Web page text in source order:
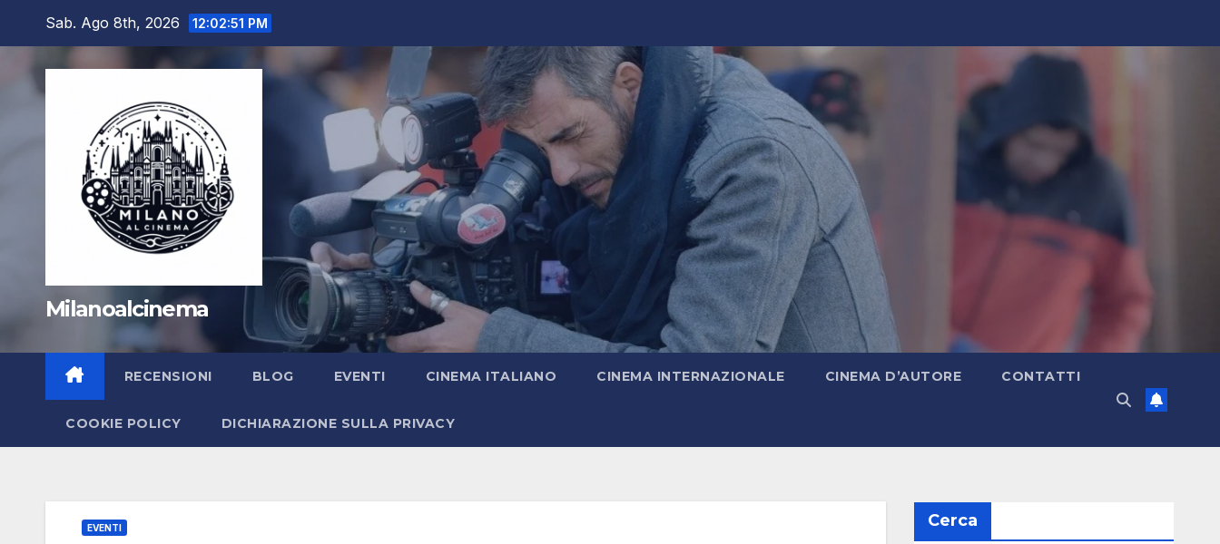
contenuto
Sab. Ago 8th, 2026 12:02:52 PM
Milanoalcinema
RECENSIONI BLOG EVENTI CINEMA ITALIANO CINEMA INTERNAZIONALE CINEMA D’AUTORE CONTATTI
COOKIE POLICY DICHIARAZIONE SULLA PRIVACY
EVENTI Cerca